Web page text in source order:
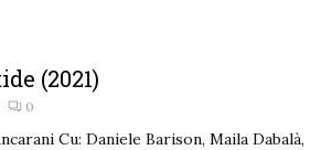
(2021)
0
Cu: Daniele Barison, Maila Dabalà,